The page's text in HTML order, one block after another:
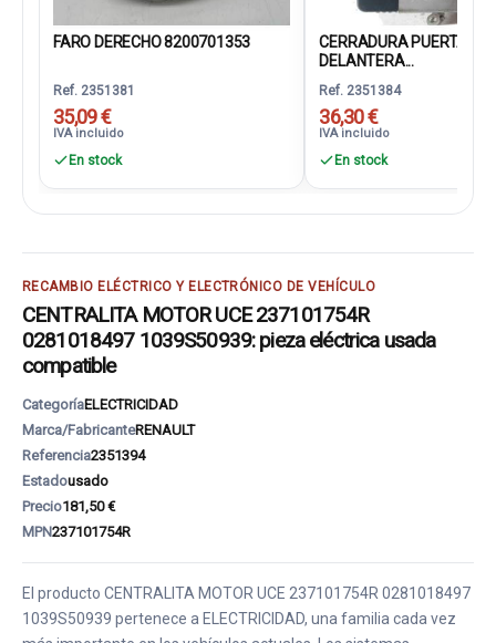
FARO DERECHO 8200701353
Ref. 2351381
35,09 €
IVA incluido
En stock
CERRADURA PUERTA
DELANTERA...
Ref. 2351384
36,30 €
IVA incluido
En stock
RECAMBIO ELÉCTRICO Y ELECTRÓNICO DE VEHÍCULO
CENTRALITA MOTOR UCE 237101754R
0281018497 1039S50939: pieza eléctrica usada
compatible
CategoríaELECTRICIDAD
Marca/FabricanteRENAULT
Referencia2351394
Estadousado
Precio181,50 €
MPN237101754R
El producto CENTRALITA MOTOR UCE 237101754R 0281018497
1039S50939 pertenece a ELECTRICIDAD, una familia cada vez